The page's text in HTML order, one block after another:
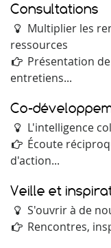
Consultations
Multiplier les
ressources
Présentation
entretiens...
Co-
L'intelligence
Écoute
d'action...
Veille et
S'ouvrir à de
Rencontres,